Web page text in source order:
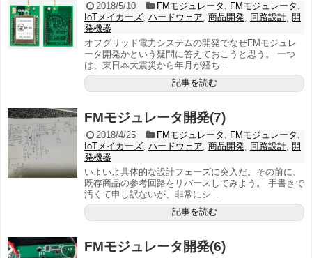
2018/5/10 FMモジュレータ , FMモジュレータ ,
IoTメイカーズ, ハードウェア, 商品開発, 回路設計, 開
発機器
オフグリッド電力システムの開発でなぜFMモジュレ
ータ開発かという疑問に答えておこうと思う。 一つ
は、東日本大震災から年月が経ち...
記事を読む
FMモジュレータ開発(7)
2018/4/25 FMモジュレータ , FMモジュレータ ,
IoTメイカーズ, ハードウェア, 商品開発, 回路設計, 開
発機器
いよいよ具体的な設計フェーズに突入だ。その前に、
既存商品の参考回路をリバースしてみよう。 手書きで
汚くて申し訳ないが、非常にシ...
記事を読む
FMモジュレータ開発(6)